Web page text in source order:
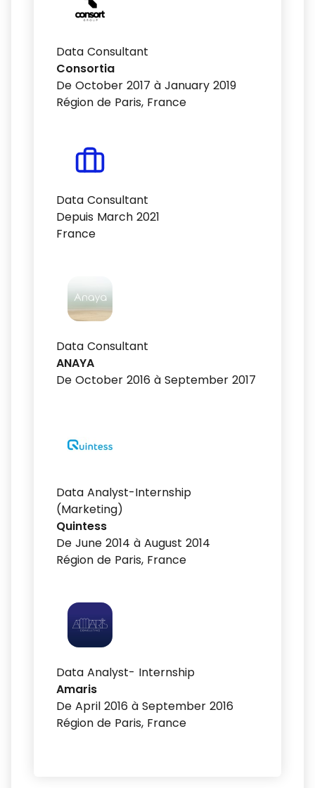
Data Consultant
Consortia
De October 2017 à January 2019
Région de Paris, France
Data Consultant
Depuis March 2021
France
Data Consultant
ANAYA
De October 2016 à September 2017
Data Analyst-Internship
(Marketing)
Quintess
De June 2014 à August 2014
Région de Paris, France
Data Analyst- Internship
Amaris
De April 2016 à September 2016
Région de Paris, France